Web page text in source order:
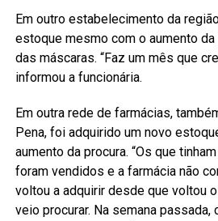
Em outro estabelecimento da
estoque mesmo com o aumento
das máscaras. “Faz um mês que
informou a funcionária.
Em outra rede de farmácias,
Pena, foi adquirido um novo
aumento da procura. “Os que
foram vendidos e a farmácia não
voltou a adquirir desde que voltou
veio procurar. Na semana passada,